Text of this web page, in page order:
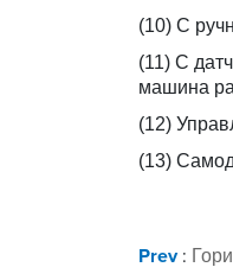
(10) С
(11) С
машина
(12)
(13)
Prev: